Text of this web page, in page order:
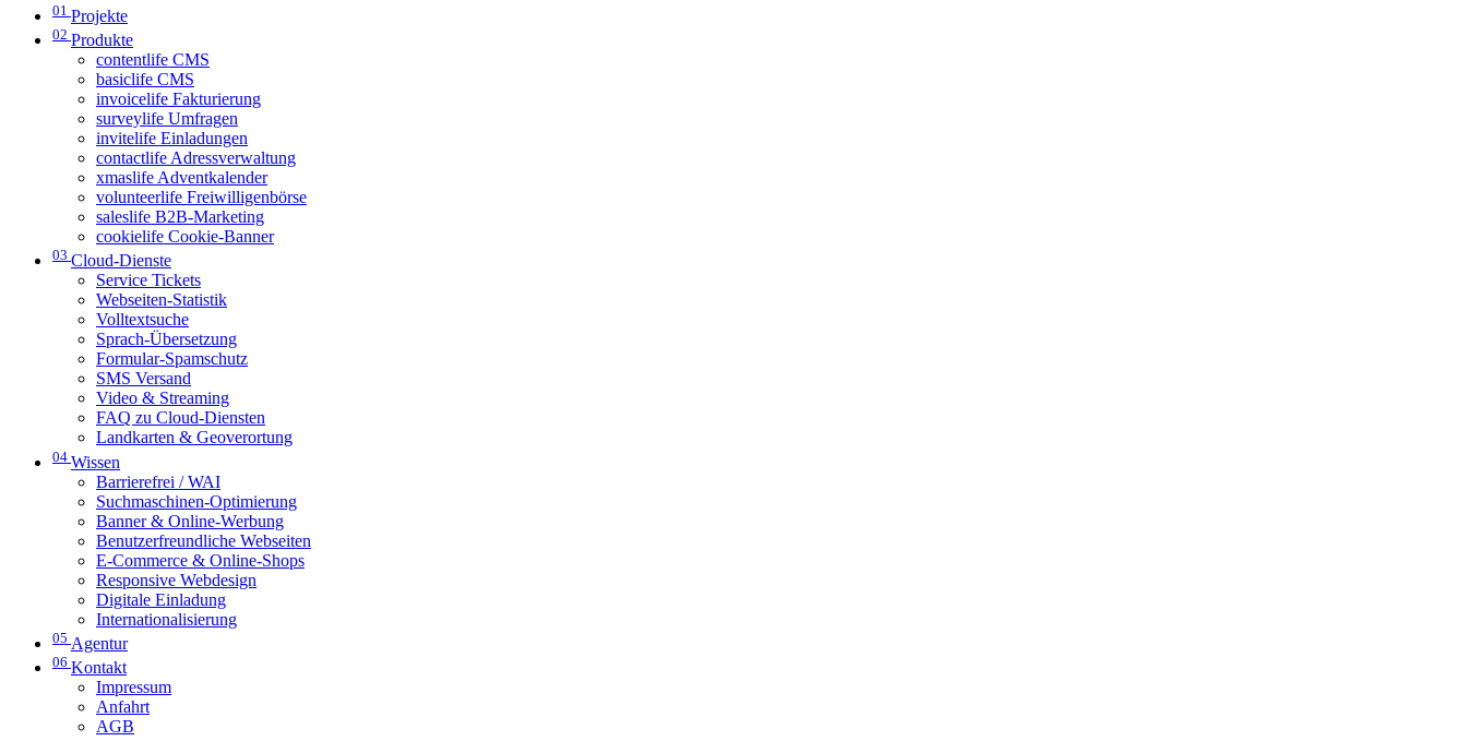
01 Projekte
02 Produkte
contentlife CMS
basiclife CMS
invoicelife Fakturierung
surveylife Umfragen
invitelife Einladungen
contactlife Adressverwaltung
xmaslife Adventkalender
volunteerlife Freiwilligenbörse
saleslife B2B-Marketing
cookielife Cookie-Banner
03 Cloud-Dienste
Service Tickets
Webseiten-Statistik
Volltextsuche
Sprach-Übersetzung
Formular-Spamschutz
SMS Versand
Video & Streaming
FAQ zu Cloud-Diensten
Landkarten & Geoverortung
04 Wissen
Barrierefrei / WAI
Suchmaschinen-Optimierung
Banner & Online-Werbung
Benutzerfreundliche Webseiten
E-Commerce & Online-Shops
Responsive Webdesign
Digitale Einladung
Internationalisierung
05 Agentur
06 Kontakt
Impressum
Anfahrt
AGB